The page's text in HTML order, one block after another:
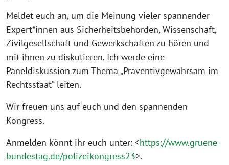
Meldet euch an, um die Meinung vieler spannender
Expert*innen aus Sicherheitsbehörden, Wissenschaft,
Zivilgesellschaft und Gewerkschaften zu hören und
mit ihnen zu diskutieren. Ich werde eine
Paneldiskussion zum Thema „Präventivgewahrsam im
Rechtsstaat“ leiten.
Wir freuen uns auf euch und den spannenden
Kongress.
Anmelden könnt ihr euch unter: <https://www.gruene-
bundestag.de/polizeikongress23>.